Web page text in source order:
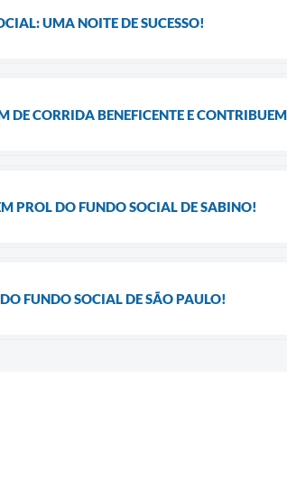
UMA NOITE DE SUCESSO!
DE CORRIDA BENEFICENTE E
PROL DO FUNDO SOCIAL DE SABINO!
FUNDO SOCIAL DE SÃO PAULO!